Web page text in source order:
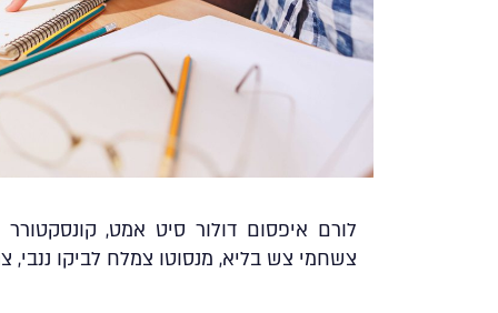
לורם איפסום דולור סיט אמט,
צשחמי צש בליא, מנסוטו צמלח לביקו ננבי,